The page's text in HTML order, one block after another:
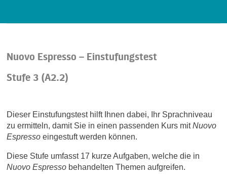
Nuovo Espresso – Einstufungstest
Stufe 3 (A2.2)
Dieser Einstufungstest hilft Ihnen dabei, Ihr Sprachniveau
zu ermitteln, damit Sie in einen passenden Kurs mitNuovo
Espressoeingestuft werden können.
Diese Stufe umfasst 17 kurze Aufgaben, welche die in
Nuovo Espresso behandelten Themen aufgreifen.